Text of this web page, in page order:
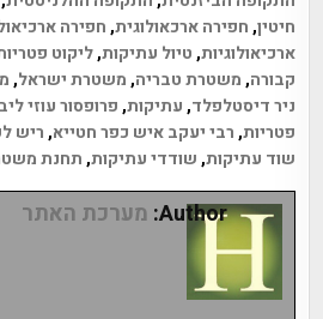
חיטין,חפירה ארכאולוגית,חפירה
ארכיאולוגיות,טיול עתיקות,ליקוט
קבורה,משטרת טבריה,משטרת ישראל,
ניר דיסטלפלד,עתיקות,פרופסור עוזי
פטריות,רבי יעקב איש כפר חטייא,ריש
שוד עתיקות,שודדי עתיקות,תחנת
Author: מערכת האתר